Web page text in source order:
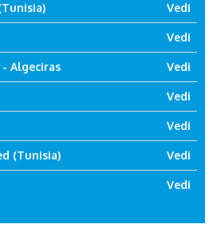
Vedi
Vedi
Algeciras Vedi
Vedi
Vedi
(Tunisia) Vedi
Vedi